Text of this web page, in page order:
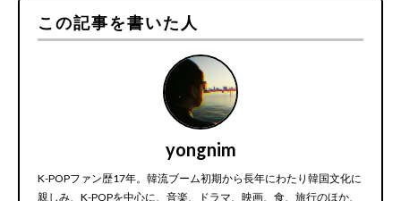
この記事を書いた人
yongnim
K-POPファン歴17年。韓流ブーム初期から長年にわたり韓国文化に
親しみ、K-POPを中心に、音楽、ドラマ、映画、食、旅行のほか、